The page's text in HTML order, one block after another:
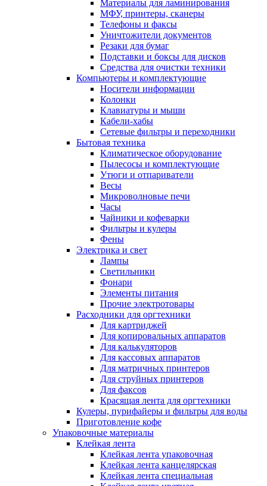
Материалы для ламинирования
МФУ, принтеры, сканеры
Телефоны и факсы
Уничтожители документов
Резаки для бумаг
Подставки и боксы для дисков
Средства для очистки техники
Компьютеры и комплектующие
Носители информации
Колонки
Клавиатуры и мыши
Кабели-хабы
Сетевые фильтры и переходники
Бытовая техника
Климатическое оборудование
Пылесосы и комплектующие
Утюги и отпариватели
Весы
Микроволновые печи
Часы
Чайники и кофеварки
Фильтры и кулеры
Фены
Электрика и свет
Лампы
Светильники
Фонари
Элементы питания
Прочие электротовары
Расходники для оргтехники
Для картриджей
Для копировальных аппаратов
Для калькуляторов
Для кассовых аппаратов
Для матричных принтеров
Для струйных принтеров
Для факсов
Красящая лента для оргтехники
Кулеры, пурифайеры и фильтры для воды
Приготовление кофе
Упаковочные материалы
Клейкая лента
Клейкая лента упаковочная
Клейкая лента канцелярская
Клейкая лента специальная